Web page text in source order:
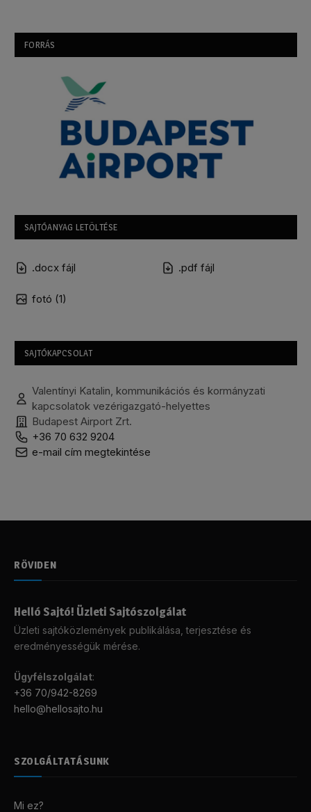
FORRÁS
SAJTÓANYAG LETÖLTÉSE
.docx fájl .pdf fájl
fotó (1)
SAJTÓKAPCSOLAT
Valentínyi Katalin, kommunikációs és kormányzati
kapcsolatok vezérigazgató-helyettes
Budapest Airport Zrt.
+36 70 632 9204
e-mail cím megtekintése
RÖVIDEN
Helló Sajtó! Üzleti Sajtószolgálat
Üzleti sajtóközlemények publikálása, terjesztése és
eredményességük mérése.
Ügyfélszolgálat:
+36 70/942-8269
hello@hellosajto.hu
SZOLGÁLTATÁSUNK
Mi ez?